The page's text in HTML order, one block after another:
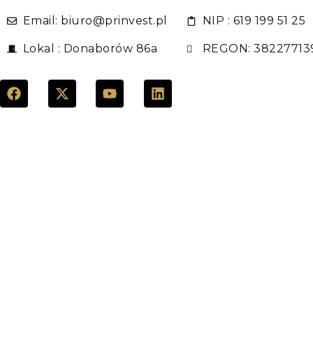
Email: biuro@prinvest.pl
Lokal : Donaborów 86a
NIP : 619 199 51 25
REGON: